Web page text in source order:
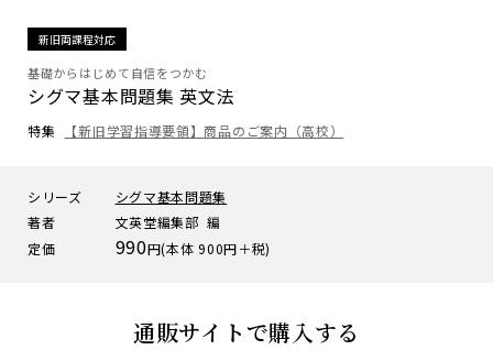
新旧両課程対応
基礎からはじめて自信をつかむ
シグマ基本問題集 英文法
特集 【新旧学習指導要領】商品のご案内（高校）
シリーズ
シグマ基本問題集
著者
文英堂編集部 編
定価
990円(本体 900円＋税)
通販サイトで購入する